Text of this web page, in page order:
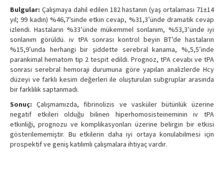
Bulgular: Çalışmaya dahil edilen 182 hastanın (yaş ortalaması 71±14
yıl; 99 kadın) %46,7’sinde etkin cevap, %31,3’ünde dramatik cevap
izlendi. Hastaların %33’ünde mükemmel sonlanım, %53,3’ünde iyi
sonlanım görüldü. iv tPA sonrası kontrol beyin BT’de hastaların
%15,9’unda herhangi bir şiddette serebral kanama, %,5,5’inde
parankimal hematom tip 2 tespit edildi. Prognoz, tPA cevabı ve tPA
sonrası serebral hemoraji durumuna göre yapılan analizlerde Hcy
düzeyi ve farklı kesim değerleri ile oluşturulan subgruplar arasında
bir farklılık saptanmadı.
Sonuç: Çalışmamızda, fibrinolizis ve vasküler bütünlük üzerine
negatif etkileri olduğu bilinen hiperhomosisteineminin iv tPA
etkinliği, prognozu ve komplikasyonları üzerine belirgin bir etkisi
gösterilememiştir. Bu etkilerin daha iyi ortaya konulabilmesi için
prospektif ve geniş katılımlı çalışmalara ihtiyaç vardır.